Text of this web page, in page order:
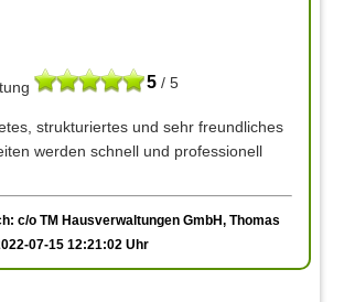
5 / 5
strukturiertes und sehr freundliches
werden schnell und professionell
c/o TM Hausverwaltungen GmbH, Thomas
07-15 12:21:02 Uhr